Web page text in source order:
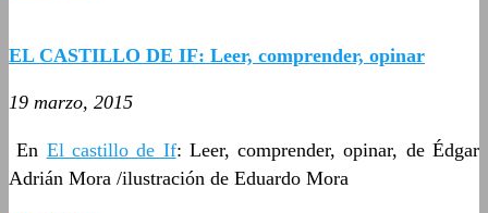
EL CASTILLO DE IF: Leer, comprender, opinar
19 marzo, 2015
En El castillo de If: Leer, comprender, opinar, de Édgar
Adrián Mora /ilustración de Eduardo Mora